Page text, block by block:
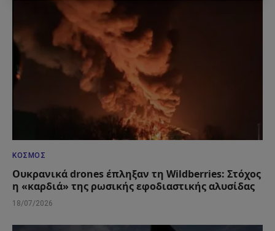
ΚΌΣΜΟΣ
Ουκρανικά drones έπληξαν τη Wildberries: Στόχος
η «καρδιά» της ρωσικής εφοδιαστικής αλυσίδας
18/07/2026